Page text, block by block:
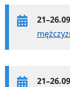
21–26.09
21–26.09